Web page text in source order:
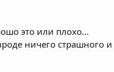
это или плохо...
ничего страшного и